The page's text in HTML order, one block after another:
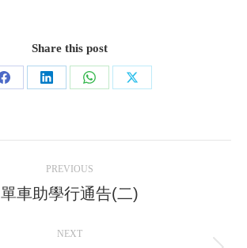
Share this post
Share
Share
Share
Share
PREVIOUS
Previous
單車助學行通告(二)
NEXT